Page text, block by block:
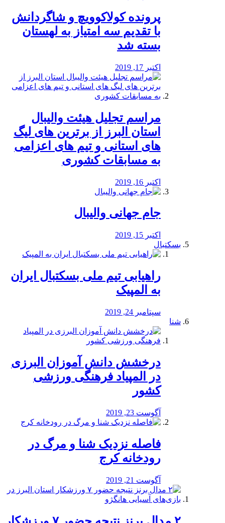
پرونده کولاکوویچ و شاگردانش
با تقدیم سه امتیاز به لهستان
بسته شد
اکتبر 17, 2019
مراسم تجلیل هیئت والیبال
استان البرز از برترین های لیگ
های استانی و تیم های اعزامی
به مسابقات کشوری
اکتبر 16, 2019
جام جهانی والیبال
اکتبر 15, 2019
بسکتبال
راهیابی تیم ملی بسکتبال ایران
به المپیک
سپتامبر 24, 2019
شنا
درخشش دانش آموزان البرزی
در المپیاد فرهنگی ورزشی
کشور
آگوست 23, 2019
️فاصله نزدیک شنا و مرگ در
رودخانه کرج
آگوست 21, 2019